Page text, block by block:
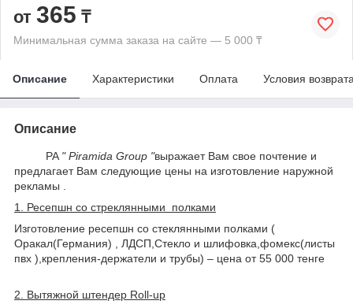
от 365 ₸
Минимальная сумма заказа на сайте — 5 000 ₸
Описание Характеристики Оплата Условия
Описание
PA " Piramida Group "выражает Вам свое почтение и
предлагает Вам следующие цены на изготовление наружной
рекламы .
1. Ресепшн со стреклянными полками
Изготовление ресепшн со стеклянными полками (
Оракал(Германия) , ЛДСП,Стекло и шлифовка,фомекс(листы
пвх ),крепления-держатели и трубы) – цена от 55 000 тенге
2. Вытяжной штендер Roll-up